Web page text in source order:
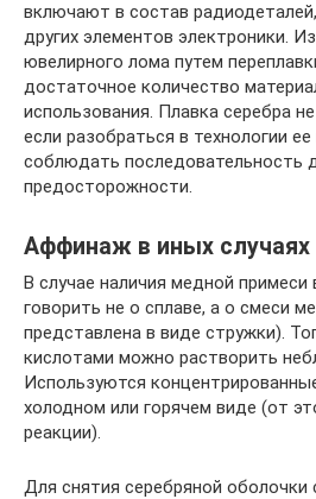
включают в состав
других элементов электроники.
ювелирного лома путем
достаточное количество
использования. Плавка серебра
если разобраться в технологии
соблюдать последовательность
предосторожности.
Аффинаж в иных случаях
В случае наличия медной примеси
говорить не о сплаве, а о смеси
представлена в виде стружки).
кислотами можно растворить
Используются
холодном или горячем виде (от
реакции).
Для снятия серебряной оболочки